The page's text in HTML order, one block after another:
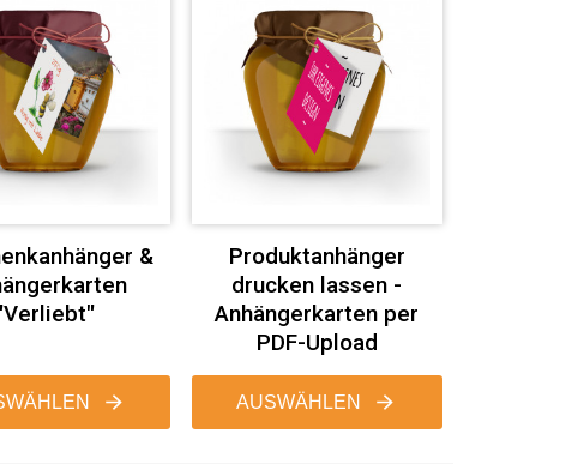
&
Produktanhänger
drucken lassen -
Anhängerkarten per
PDF-Upload
AUSWÄHLEN